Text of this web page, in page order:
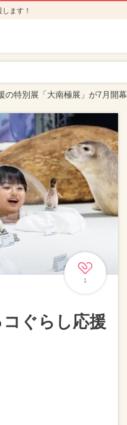
ます！
の特別展「大南極展」が7月開幕
1
ぐらし応援